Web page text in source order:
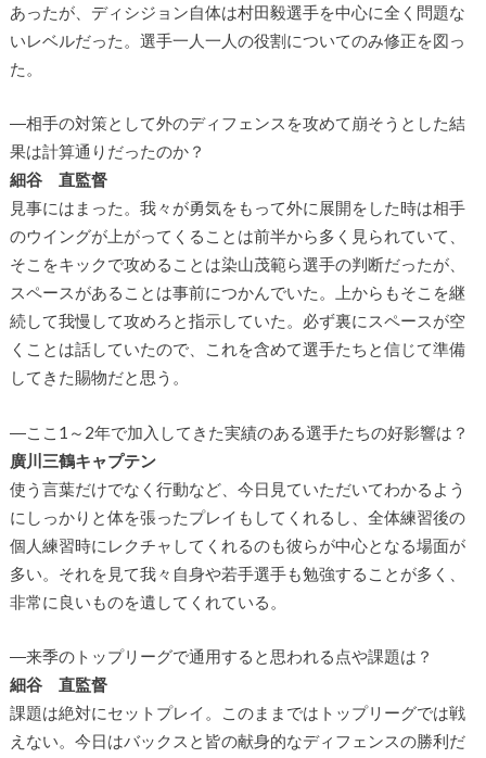
あったが、ディシジョン自体は村田毅選手を中心に全く問題な
いレベルだった。選手一人一人の役割についてのみ修正を図っ
た。
―相手の対策として外のディフェンスを攻めて崩そうとした結
果は計算通りだったのか？
細谷 直監督
見事にはまった。我々が勇気をもって外に展開をした時は相手
のウイングが上がってくることは前半から多く見られていて、
そこをキックで攻めることは染山茂範ら選手の判断だったが、
スペースがあることは事前につかんでいた。上からもそこを継
続して我慢して攻めろと指示していた。必ず裏にスペースが空
くことは話していたので、これを含めて選手たちと信じて準備
してきた賜物だと思う。
―ここ1～2年で加入してきた実績のある選手たちの好影響は？
廣川三鶴キャプテン
使う言葉だけでなく行動など、今日見ていただいてわかるよう
にしっかりと体を張ったプレイもしてくれるし、全体練習後の
個人練習時にレクチャしてくれるのも彼らが中心となる場面が
多い。それを見て我々自身や若手選手も勉強することが多く、
非常に良いものを遺してくれている。
―来季のトップリーグで通用すると思われる点や課題は？
細谷 直監督
課題は絶対にセットプレイ。このままではトップリーグでは戦
えない。今日はバックスと皆の献身的なディフェンスの勝利だ